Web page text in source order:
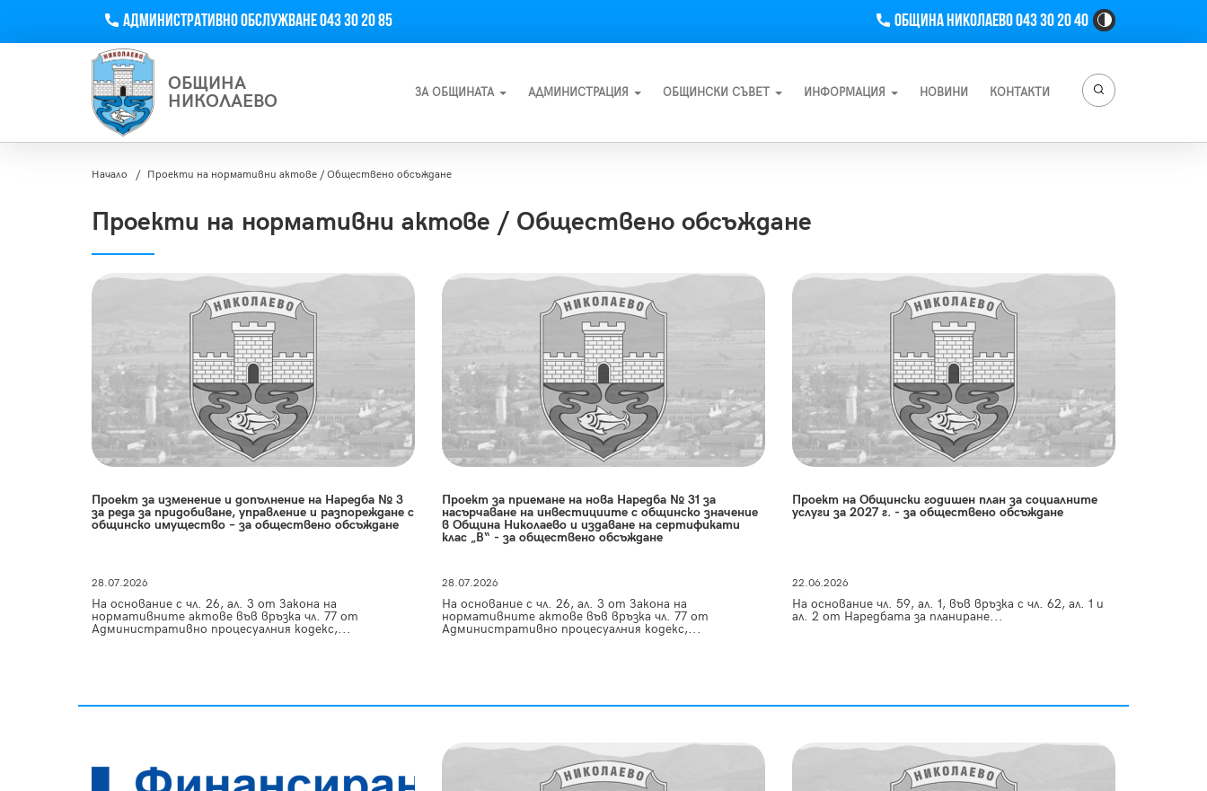
Телефон
Административно обслужване 043 30 20 85 Телефон
Община Николаево 043 30 20 40
High
Contrast
Button
ОБЩИНА
НИКОЛАЕВО
ЗА ОБЩИНАТА АДМИНИСТРАЦИЯ ОБЩИНСКИ СЪВЕТ ИНФОРМАЦИЯ НОВИНИ КОНТАКТИ
Начало Проекти на нормативни актове / Обществено обсъждане
Проекти на нормативни актове / Обществено обсъждане
Проект за изменение и допълнение на Наредба № 3
за реда за придобиване, управление и разпореждане с
общинско имущество – за обществено обсъждане
28.07.2026
На основание с чл. 26, ал. 3 от Закона на
нормативните актове във връзка чл. 77 от
Административно процесуалния кодекс,...
Проект за приемане на нова Наредба № 31 за
насърчаване на инвестициите с общинско значение
в Община Николаево и издаване на сертификати
клас „В“ - за обществено обсъждане
28.07.2026
На основание с чл. 26, ал. 3 от Закона на
нормативните актове във връзка чл. 77 от
Административно процесуалния кодекс,...
Проект на Общински годишен план за социалните
услуги за 2027 г. - за обществено обсъждане
22.06.2026
На основание чл. 59, ал. 1, във връзка с чл. 62, ал. 1 и
ал. 2 от Наредбата за планиране...